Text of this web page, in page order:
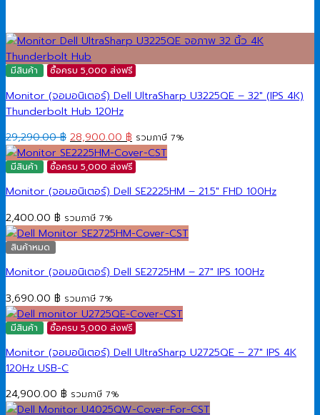
มีสินค้า ซื้อครบ 5,000 ส่งฟรี
Monitor (จอมอนิเตอร์) Dell UltraSharp U3225QE – 32″ (IPS 4K)
Thunderbolt Hub 120Hz
29,290.00฿ Original
price
was:
29,290.00 ฿.
28,900.00 ฿ Current
price
is:
รวมภาษี 7%
มีสินค้า ซื้อครบ 5,000 ส่งฟรี
Monitor (จอมอนิเตอร์) Dell SE2225HM – 21.5″ FHD 100Hz
2,400.00 ฿ รวมภาษี 7%
สินค้าหมด
Monitor (จอมอนิเตอร์) Dell SE2725HM – 27″ IPS 100Hz
3,690.00 ฿ รวมภาษี 7%
มีสินค้า ซื้อครบ 5,000 ส่งฟรี
Monitor (จอมอนิเตอร์) Dell UltraSharp U2725QE – 27″ IPS 4K
120Hz USB-C
24,900.00 ฿ รวมภาษี 7%